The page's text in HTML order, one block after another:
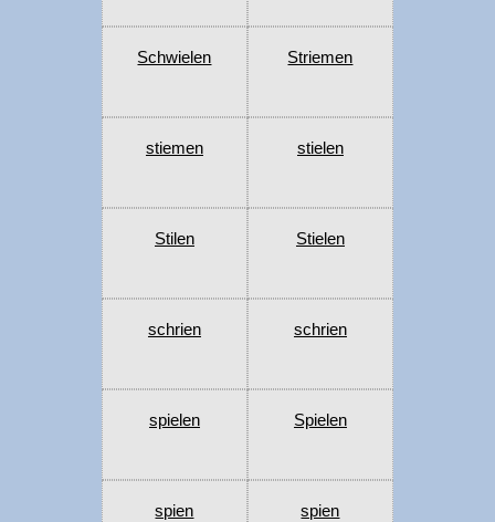
Schwielen Striemen
stiemen stielen
Stilen Stielen
schrien schrien
spielen Spielen
spien spien